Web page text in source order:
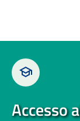
Accesso